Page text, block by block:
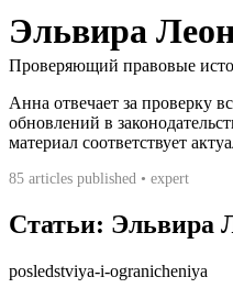
Эльвира
Проверяющий правовые
Анна отвечает за проверку
обновлений в
материал соответствует
85 articles published • expert
Статьи: Эльвира
posledstviya-i-ogranicheniya